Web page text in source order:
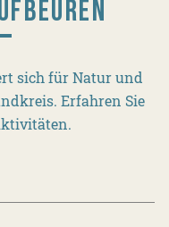
sich für Natur und
Erfahren Sie